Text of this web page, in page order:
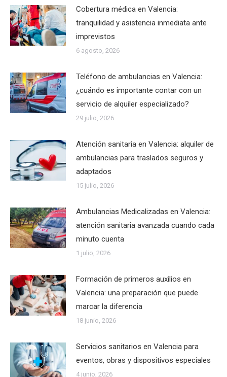
Cobertura médica en Valencia:
tranquilidad y asistencia inmediata ante
imprevistos
6 agosto, 2026
Teléfono de ambulancias en Valencia:
¿cuándo es importante contar con un
servicio de alquiler especializado?
29 julio, 2026
Atención sanitaria en Valencia: alquiler de
ambulancias para traslados seguros y
adaptados
15 julio, 2026
Ambulancias Medicalizadas en Valencia:
atención sanitaria avanzada cuando cada
minuto cuenta
1 julio, 2026
Formación de primeros auxilios en
Valencia: una preparación que puede
marcar la diferencia
18 junio, 2026
Servicios sanitarios en Valencia para
eventos, obras y dispositivos especiales
4 junio, 2026